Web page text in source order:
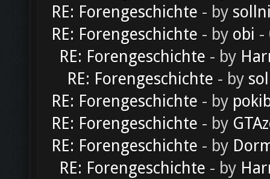
RE: Forengeschichte - by
RE: Forengeschichte - by obi -
RE: Forengeschichte - by
RE: Forengeschichte - by
RE: Forengeschichte - by
RE: Forengeschichte - by
RE: Forengeschichte - by
RE: Forengeschichte - by